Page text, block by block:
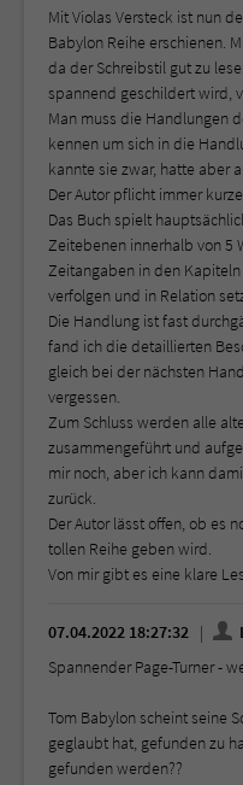
Mit Violas Versteck ist nun
Babylon Reihe erschienen.
da der Schreibstil gut zu
spannend geschildert wird,
Man muss die Handlungen
kennen um sich in die
kannte sie zwar, hatte aber
Der Autor pflicht immer
Das Buch spielt
Zeitebenen innerhalb von 5
Zeitangaben in den
verfolgen und in Relation
Die Handlung ist fast
fand ich die detaillierten
gleich bei der nächsten
vergessen.
Zum Schluss werden alle
zusammengeführt und
mir noch, aber ich kann
zurück.
Der Autor lässt offen, ob es
tollen Reihe geben wird.
Von mir gibt es eine klare
07.04.2022 18:27:32
Spannender Page-Turner -
Tom Babylon scheint seine
geglaubt hat, gefunden zu
gefunden werden??